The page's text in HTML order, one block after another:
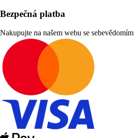
Bezpečná platba
Nakupujte na našem webu se sebevědomím